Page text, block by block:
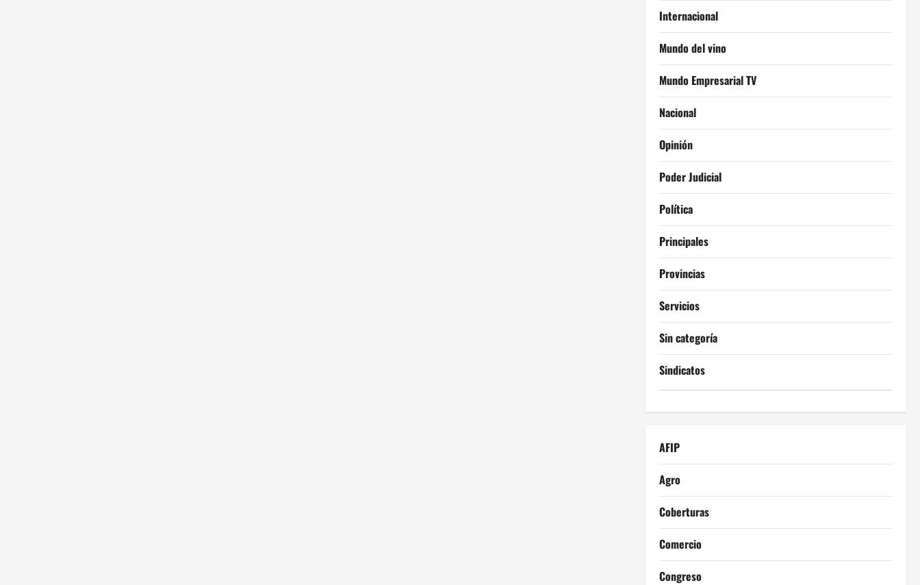
Internacional
Mundo del vino
Mundo Empresarial TV
Nacional
Opinión
Poder Judicial
Política
Principales
Provincias
Servicios
Sin categoría
Sindicatos
AFIP
Agro
Coberturas
Comercio
Congreso